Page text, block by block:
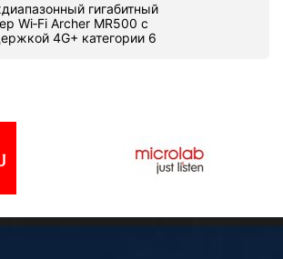
гигабитный
Wi‑Fi Archer MR500 с
4G+ категории 6